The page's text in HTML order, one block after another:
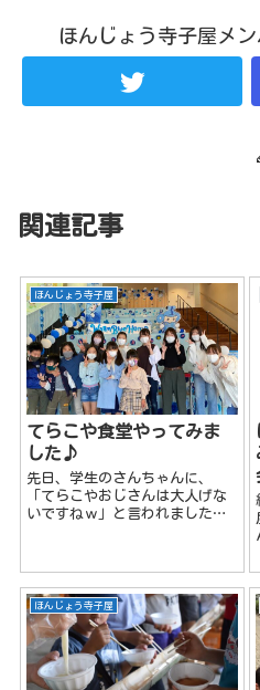
ほんじょう寺子屋メ
関連記事
ほんじょう寺子屋
てらこや食堂やってみま
した♪
先日、学生のさんちゃんに、
「てらこやおじさんは大人げな
いですねｗ」と言われました
ません まずやってみよう！とり
あえずやってみよう！と、いう
ことで...
ほんじょう寺子屋